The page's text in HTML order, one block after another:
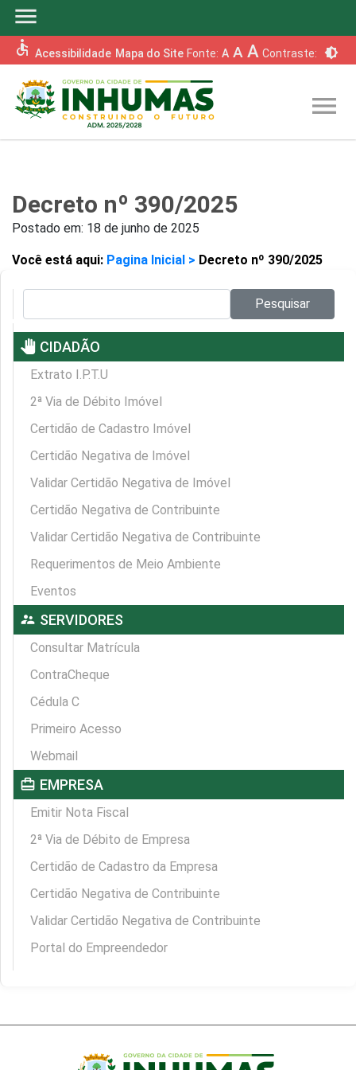
menu
accessible Acessibilidade Mapa do Site Fonte: A A A Contraste: brightness_6
menu
Decreto nº 390/2025
Postado em: 18 de junho de 2025
Você está aqui: Pagina Inicial > Decreto nº 390/2025
Pesquisar
pan_tool CIDADÃO
Extrato I.P.T.U
2ª Via de Débito Imóvel
Certidão de Cadastro Imóvel
Certidão Negativa de Imóvel
Validar Certidão Negativa de Imóvel
Certidão Negativa de Contribuinte
Validar Certidão Negativa de Contribuinte
Requerimentos de Meio Ambiente
Eventos
supervisor_account SERVIDORES
Consultar Matrícula
ContraCheque
Cédula C
Primeiro Acesso
Webmail
card_travel EMPRESA
Emitir Nota Fiscal
2ª Via de Débito de Empresa
Certidão de Cadastro da Empresa
Certidão Negativa de Contribuinte
Validar Certidão Negativa de Contribuinte
Portal do Empreendedor